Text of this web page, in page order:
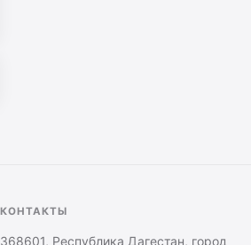
КОНТАКТЫ
368601, Республика Дагестан, город